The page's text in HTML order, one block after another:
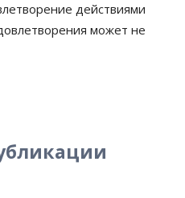
действиями
может не